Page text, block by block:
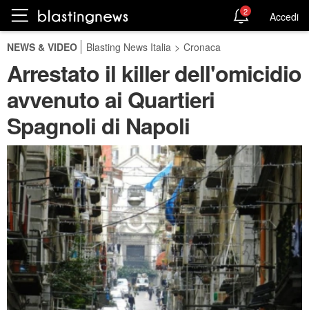
2 Accedi
NEWS & VIDEO Blasting News Italia > Cronaca
Arrestato il killer dell'omicidio
avvenuto ai Quartieri
Spagnoli di Napoli